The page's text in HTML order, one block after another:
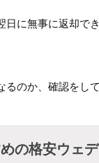
に無事に返却で
のか、確認をし
の格安ウェ